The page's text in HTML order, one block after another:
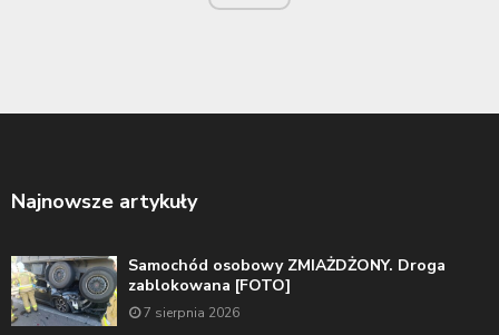
Najnowsze artykuły
Samochód osobowy ZMIAŻDŻONY. Droga
zablokowana [FOTO]
7 sierpnia 2026